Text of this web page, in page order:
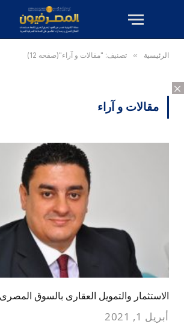
×
الرئيسية » تصنيف: "مقالات و آراء"(صفحه 12)
مقالات و آراء
الاستثمار والتمويل العقارى بالسوق المصرى
أبريل 1, 2021